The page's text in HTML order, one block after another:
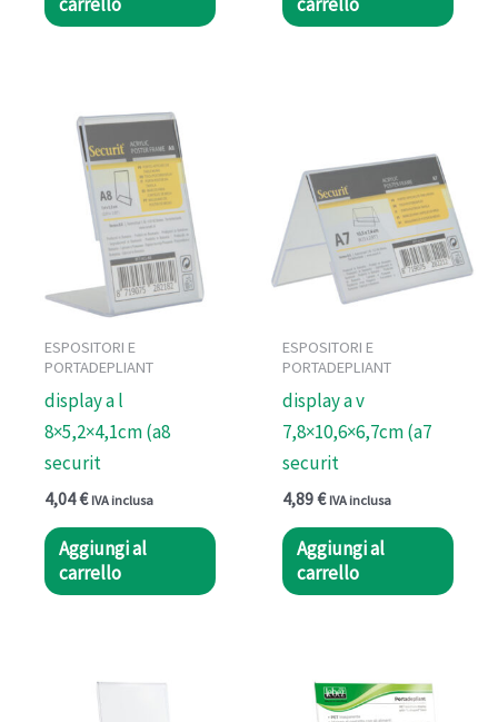
carrello
carrello
ESPOSITORI E
PORTADEPLIANT
display a l
8×5,2×4,1cm (a8
securit
4,04€ IVA inclusa
Aggiungi al
carrello
ESPOSITORI E
PORTADEPLIANT
display a v
7,8×10,6×6,7cm (a7
securit
4,89€ IVA inclusa
Aggiungi al
carrello